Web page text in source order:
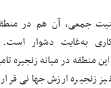
جمعی، آن هم در
به‌غایت دشوار است.
منطقه در میانه زنجیره
زنجیره ارزش جهانی قرار